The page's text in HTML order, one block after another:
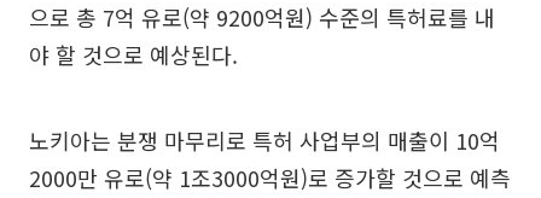
으로 총 7억 유로(약 9200억원) 수준의 특허료를 내
야 할 것으로 예상된다.
노키아는 분쟁 마무리로 특허 사업부의 매출이 10억
2000만 유로(약 1조3000억원)로 증가할 것으로 예측